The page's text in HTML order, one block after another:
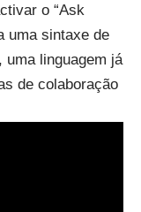
o “Ask
uma sintaxe de
uma linguagem já
de colaboração